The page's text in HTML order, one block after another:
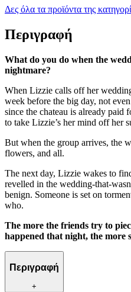
Δες όλα τα προϊόντα της
Περιγραφή
What do you do when the
nightmare?
When Lizzie calls off her
week before the big day, not
since the chateau is already paid
to take Lizzie’s her mind off her
But when the group arrives, the
flowers, and all.
The next day, Lizzie wakes to
revelled in the wedding-that-
benign. Someone is set on
who.
The more the friends try to
happened that night, the more
Περιγραφή
+